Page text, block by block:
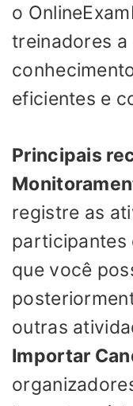
o
treinadores a
eficientes e
Principais
registre as
participantes
que você
outras
Importar